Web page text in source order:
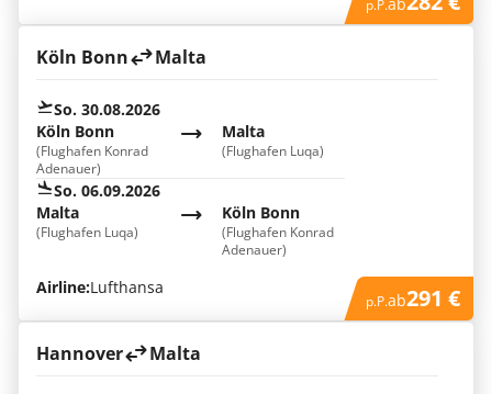
p.P.
Köln Bonn Malta
So. 30.08.2026
Köln Bonn
(Flughafen Konrad
Adenauer)
Malta
(Flughafen Luqa)
So. 06.09.2026
Köln Bonn
(Flughafen Konrad
Adenauer)
Malta
(Flughafen Luqa)
Airline:Lufthansa
p.P.ab291 €
Hannover Malta